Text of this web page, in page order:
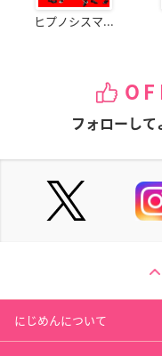
ヒプノシスマ...
フォローして
にじめんについて